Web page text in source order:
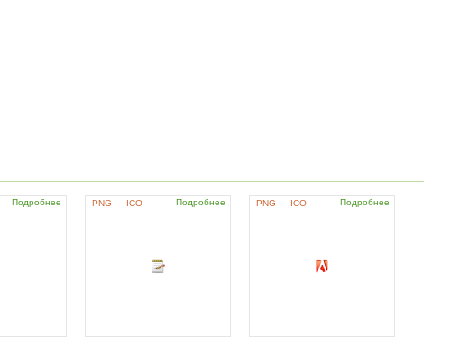
Подробнее PNG ICO Подробнее PNG ICO Подробнее